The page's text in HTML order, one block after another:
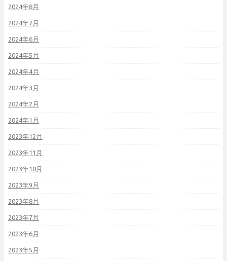
2024年8月
2024年7月
2024年6月
2024年5月
2024年4月
2024年3月
2024年2月
2024年1月
2023年12月
2023年11月
2023年10月
2023年9月
2023年8月
2023年7月
2023年6月
2023年5月